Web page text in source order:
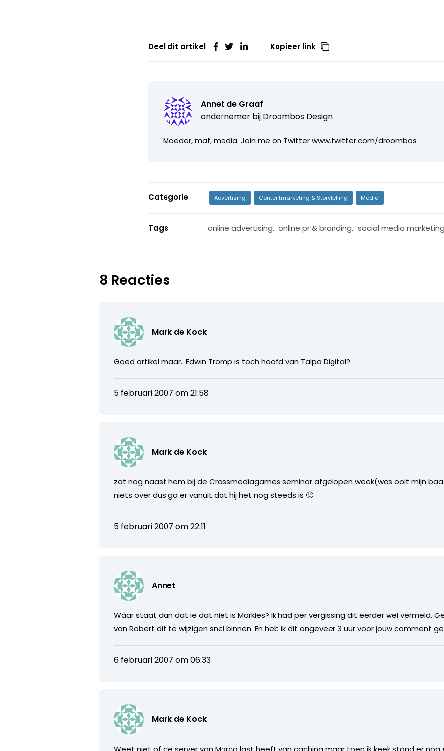
Deel dit artikel Kopieer link
Annet de Graaf
ondernemer bij Droombos Design
Moeder, maf, media. Join me on Twitter www.twitter.com/droombos
Categorie Advertising Contentmarketing & Storytelling Media
Tags online advertising, online pr & branding, social media marketing
8 Reacties
Mark de Kock
Goed artikel maar.. Edwin Tromp is toch hoofd van Talpa Digital?
5 februari 2007 om 21:58
Mark de Kock
zat nog naast hem bij de Crossmediagames seminar afgelopen week(was ooit mijn
niets over dus ga er vanuit dat hij het nog steeds is 🙂
5 februari 2007 om 22:11
Annet
Waar staat dan dat ie dat niet is Markies? Ik had per vergissing dit eerder wel vermeld.
van Robert dit te wijzigen snel binnen. En heb ik dit ongeveer 3 uur voor jouw comment
6 februari 2007 om 06:33
Mark de Kock
Weet niet of de server van Marco last heeft van caching maar toen ik keek stond er nog